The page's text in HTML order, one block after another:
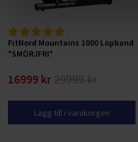
FitNord Mountains 1000 Löpband
*SMÖRJFRI*
16999 kr 29999 kr
Lägg till i varukorgen